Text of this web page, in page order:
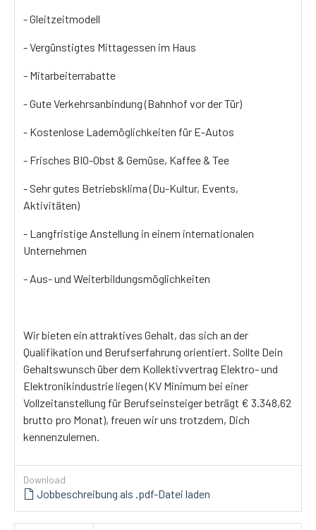
- Gleitzeitmodell
- Vergünstigtes Mittagessen im Haus
- Mitarbeiterrabatte
- Gute Verkehrsanbindung (Bahnhof vor der Tür)
- Kostenlose Lademöglichkeiten für E-Autos
- Frisches BIO-Obst & Gemüse, Kaffee & Tee
- Sehr gutes Betriebsklima (Du-Kultur, Events,
Aktivitäten)
- Langfristige Anstellung in einem internationalen
Unternehmen
- Aus- und Weiterbildungsmöglichkeiten
Wir bieten ein attraktives Gehalt, das sich an der
Qualifikation und Berufserfahrung orientiert. Sollte Dein
Gehaltswunsch über dem Kollektivvertrag Elektro- und
Elektronikindustrie liegen (KV Minimum bei einer
Vollzeitanstellung für Berufseinsteiger beträgt € 3.348,62
brutto pro Monat), freuen wir uns trotzdem, Dich
kennenzulernen.
Download
Jobbeschreibung als .pdf-Datei laden